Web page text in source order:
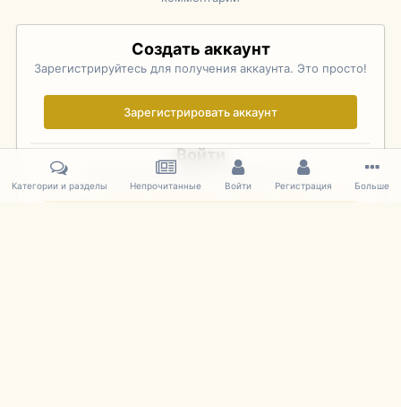
Создать аккаунт
Зарегистрируйтесь для получения аккаунта. Это просто!
Зарегистрировать аккаунт
Войти
Уже зарегистрированы? Войдите здесь.
Категории и разделы Непрочитанные Войти Регистрация Больше